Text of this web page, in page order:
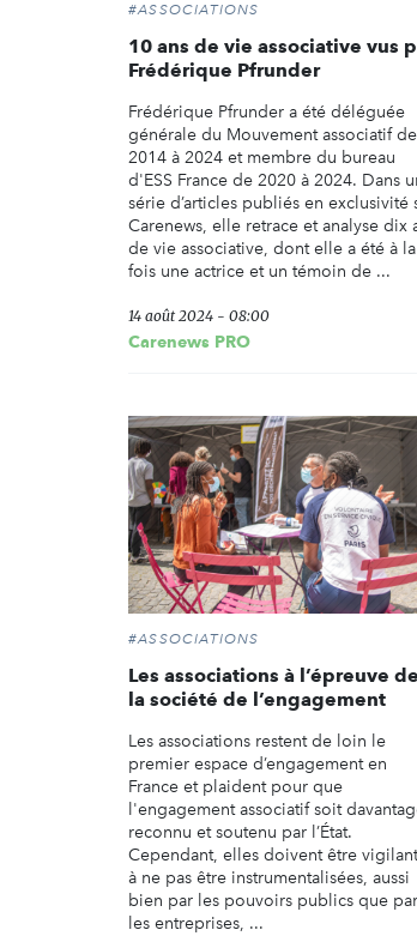
#ASSOCIATIONS
10 ans de vie associative vus
Frédérique Pfrunder
Frédérique Pfrunder a été déléguée
générale du Mouvement associatif de
2014 à 2024 et membre du bureau
d'ESS France de 2020 à 2024. Dans
série d’articles publiés en exclusivité
Carenews, elle retrace et analyse dix
de vie associative, dont elle a été à la
fois une actrice et un témoin de ...
14 août 2024 - 08:00
Carenews PRO
#ASSOCIATIONS
Les associations à l’épreuve de
la société de l’engagement
Les associations restent de loin le
premier espace d’engagement en
France et plaident pour que
l'engagement associatif soit
reconnu et soutenu par l’État.
Cependant, elles doivent être
à ne pas être instrumentalisées, aussi
bien par les pouvoirs publics que par
les entreprises, ...